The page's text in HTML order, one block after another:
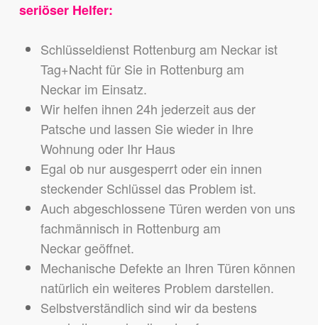
seriöser Helfer:
Schlüsseldienst Rottenburg am Neckar ist
Tag+Nacht für Sie in Rottenburg am
Neckar im Einsatz.
Wir helfen ihnen 24h jederzeit aus der
Patsche und lassen Sie wieder in Ihre
Wohnung oder Ihr Haus
Egal ob nur ausgesperrt oder ein innen
steckender Schlüssel das Problem ist.
Auch abgeschlossene Türen werden von uns
fachmännisch in Rottenburg am
Neckar geöffnet.
Mechanische Defekte an Ihren Türen können
natürlich ein weiteres Problem darstellen.
Selbstverständlich sind wir da bestens